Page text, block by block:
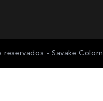
reservados - Savake